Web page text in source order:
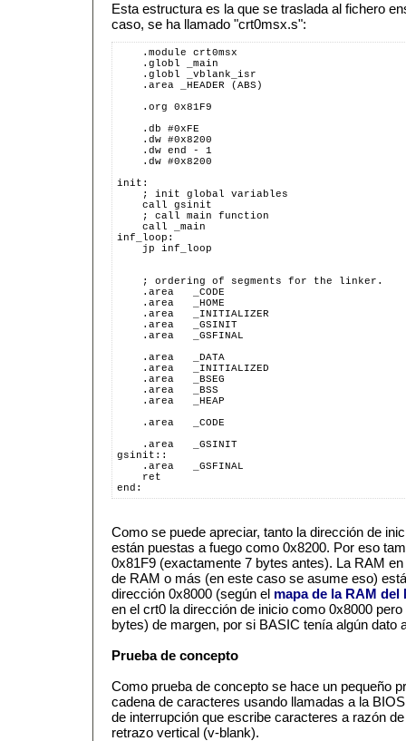
Esta estructura es la que se traslada al fichero
caso, se ha llamado "crt0msx.s":
    .module crt0msx
    .globl _main
    .globl _vblank_isr
    .area _HEADER (ABS)
    .org 0x81F9
    .db #0xFE
    .dw #0x8200
    .dw end - 1
    .dw #0x8200
init:
    ; init global variables
    call gsinit
    ; call main function
    call _main
inf_loop:
    jp inf_loop
    ; ordering of segments for the linker.
    .area   _CODE
    .area   _HOME
    .area   _INITIALIZER
    .area   _GSINIT
    .area   _GSFINAL
    .area   _DATA
    .area   _INITIALIZED
    .area   _BSEG
    .area   _BSS
    .area   _HEAP
    .area   _CODE
    .area   _GSINIT
gsinit::
    .area   _GSFINAL
    ret
end:
Como se puede apreciar, tanto la dirección de
están puestas a fuego como 0x8200. Por eso
0x81F9 (exactamente 7 bytes antes). La RAM
de RAM o más (en este caso se asume eso)
dirección 0x8000 (según el mapa de la RAM del
en el crt0 la dirección de inicio como 0x8000
bytes) de margen, por si BASIC tenía algún dato
Prueba de concepto
Como prueba de concepto se hace un pequeño
cadena de caracteres usando llamadas a la
de interrupción que escribe caracteres a razón
retrazo vertical (v-blank).